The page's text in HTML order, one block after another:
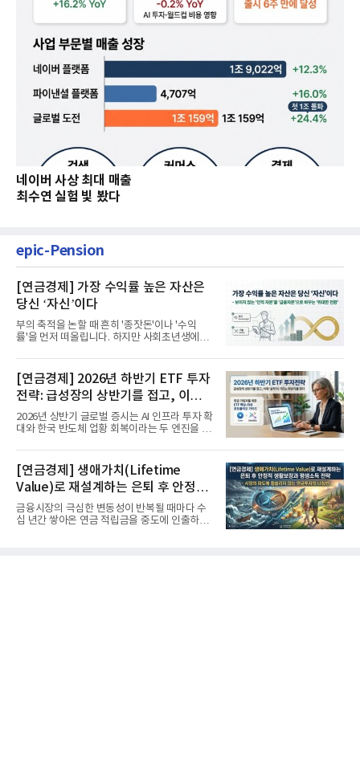
네이버 사상 최대 매출
최수연 실험 빛 봤다
epic-Pension
[연금경제] 가장 수익률 높은 자산은
당신 ‘자신’이다
부의 축적을 논할 때 흔히 '종잣돈'이나 '수익
률'을 먼저 떠올립니다. 하지만 사회초년생에게
[연금경제] 2026년 하반기 ETF 투자
전략: 급성장의 상반기를 접고, 이제
'실적'이 가르는 하반기를 맞다
2026년 상반기 글로벌 증시는 AI 인프라 투자 확
대와 한국 반도체 업황 회복이라는 두 엔진을 달
[연금경제] 생애가치(Lifetime
Value)로 재설계하는 은퇴 후 안정적
생활보장과 평생소득 전략
금융시장의 극심한 변동성이 반복될 때마다 수
십 년간 쌓아온 연금 적립금을 중도에 인출하거